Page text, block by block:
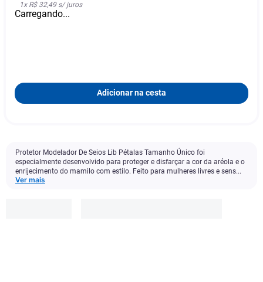
1x R$ 32,49s/ juros
Carregando...
Adicionar na cesta
Protetor Modelador De Seios Lib Pétalas Tamanho Único foi
especialmente desenvolvido para proteger e disfarçar a cor da aréola e o
enrijecimento do mamilo com estilo. Feito para mulheres livres e sens...
Ver mais